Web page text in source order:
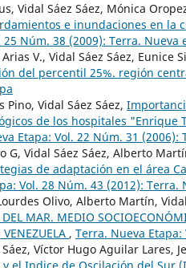
Vidal Sáez Sáez, Mónica
e inundaciones en la
25 Núm. 38 (2009): Terra. Nueva
V., Vidal Sáez Sáez, Eunice
del percentil 25%. región
Pino, Vidal Sáez Sáez,
de los hospitales "Enrique
Etapa: Vol. 22 Núm. 31 (2006):
G, Vidal Sáez Sáez, Alberto
de adaptación en el área
Vol. 28 Núm. 43 (2012): Terra.
Olivo, Alberto Martín,
DEL MAR. MEDIO
, Terra. Nueva
Víctor Hugo Aguilar Lares,